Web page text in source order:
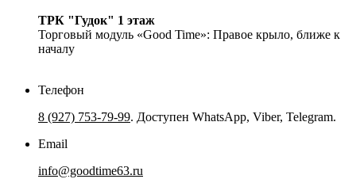
ТРК "Гудок" 1 этаж
Торговый модуль «Good Time»: Правое крыло, ближе к
началу
Телефон
8 (927) 753-79-99. Доступен WhatsApp, Viber, Telegram.
Email
info@goodtime63.ru